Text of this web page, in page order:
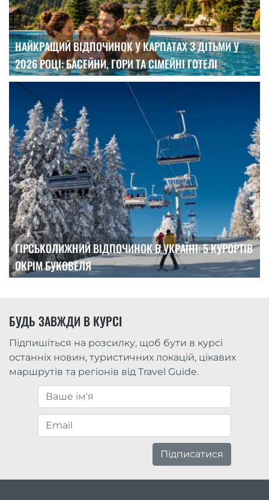
НАЙКРАЩИЙ ВІДПОЧИНОК У КАРПАТАХ З ДІТЬМИ У
2026 РОЦІ: БАСЕЙНИ, ГОРИ ТА СІМЕЙНІ ГОТЕЛІ
ГІРСЬКОЛИЖНИЙ ВІДПОЧИНОК В УКРАЇНІ: 5 КУРОРТІВ
ОКРІМ БУКОВЕЛЯ
БУДЬ ЗАВЖДИ В КУРСІ
Підпишіться на розсилку, щоб бути в курсі
останніх новин, туристичних локацій, цікавих
маршрутів та регіонів від Travel Guide.
Підписатися